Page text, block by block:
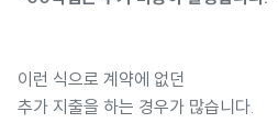
이런 식으로 계약에 없던
추가 지출을 하는 경우가 많습니다.